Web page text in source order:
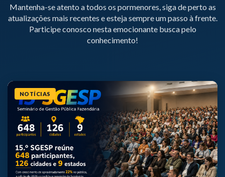
Mantenha-se atento a todos os pormenores, siga de perto as
atualizações mais recentes e esteja sempre um passo à frente.
Participe conosco nesta emocionante busca pelo
conhecimento!
NOTÍCIAS